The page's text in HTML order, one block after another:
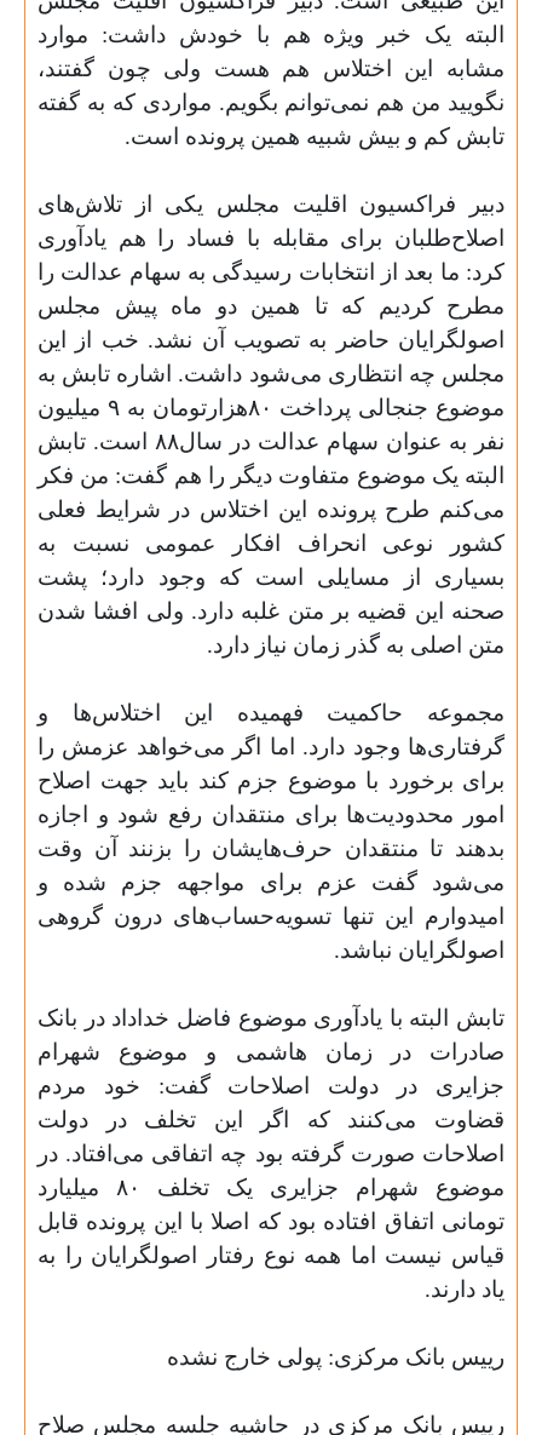
البته یک خبر ویژه هم با خودش داشت: موارد
مشابه این اختلاس هم هست ولی چون گفتند،
نگویید من هم نمی‌توانم بگویم. مواردی که به گفته
تابش کم و بیش شبیه همین پرونده است.
دبیر فراکسیون اقلیت مجلس یکی از تلاش‌های
اصلاح‌طلبان برای مقابله با فساد را هم یادآوری
کرد: ما بعد از انتخابات رسیدگی به سهام عدالت را
مطرح کردیم که تا همین دو ماه پیش مجلس
اصولگرایان حاضر به تصویب آن نشد. خب از این
مجلس چه انتظاری می‌شود داشت. اشاره تابش به
موضوع جنجالی پرداخت ۸۰‌هزارتومان به ۹ میلیون
نفر به عنوان سهام عدالت در سال۸۸ است. تابش
البته یک موضوع متفاوت دیگر را هم گفت: من فکر
می‌کنم طرح پرونده این اختلاس در شرایط فعلی
کشور نوعی انحراف افکار عمومی نسبت به
بسیاری از مسایلی است که وجود دارد؛ پشت
صحنه این قضیه بر متن غلبه دارد. ولی افشا شدن
متن اصلی به گذر زمان نیاز دارد.
مجموعه حاکمیت فهمیده این اختلاس‌‌ها و
گرفتاری‌ها وجود دارد. اما اگر می‌خواهد عزمش را
برای برخورد با موضوع جزم کند باید جهت اصلاح
امور محدودیت‌ها برای منتقدان رفع شود و اجازه
بدهند تا منتقدان حرف‌هایشان را بزنند آن وقت
می‌شود گفت عزم برای مواجهه جزم شده و
امیدوارم این تنها تسویه‌حساب‌های درون گروهی
اصولگرایان نباشد.
تابش البته با یادآوری موضوع فاضل خداداد در بانک
صادرات در زمان هاشمی و موضوع شهرام
جزایری در دولت اصلاحات گفت: خود مردم
قضاوت می‌کنند که اگر این تخلف در دولت
اصلاحات صورت گرفته بود چه اتفاقی می‌افتاد. در
موضوع شهرام جزایری یک تخلف
۸۰ میلیارد
تومانی اتفاق افتاده بود که اصلا با این پرونده قابل
قیاس نیست اما همه نوع رفتار اصولگرایان را به
یاد دارند.
رییس بانک مرکزی: پولی خارج نشده
رییس بانک مرکزی در حاشیه جلسه مجلس صلاح